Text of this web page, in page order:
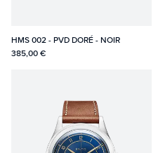
HMS 002 - PVD DORÉ - NOIR
385,00 €